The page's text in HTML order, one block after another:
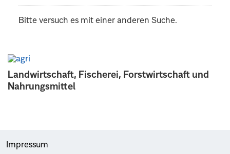
Landwirtschaft, Fischerei, Forstwirtschaft und
Nahrungsmittel
Bitte versuch es mit einer anderen Suche.
Impressum